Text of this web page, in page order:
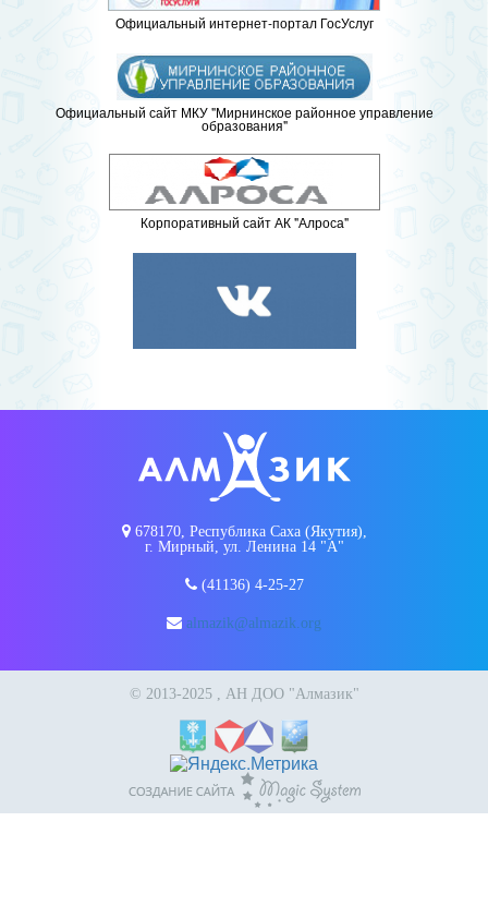
Официальный интернет-портал ГосУслуг
Официальный сайт МКУ "Мирнинское районное управление
образования"
Корпоративный сайт АК "Алроса"
678170, Республика Саха (Якутия),
г. Мирный, ул. Ленина 14 "А"
(41136) 4-25-27
almazik@almazik.org
© 2013-2025 , АН ДОО "Алмазик"